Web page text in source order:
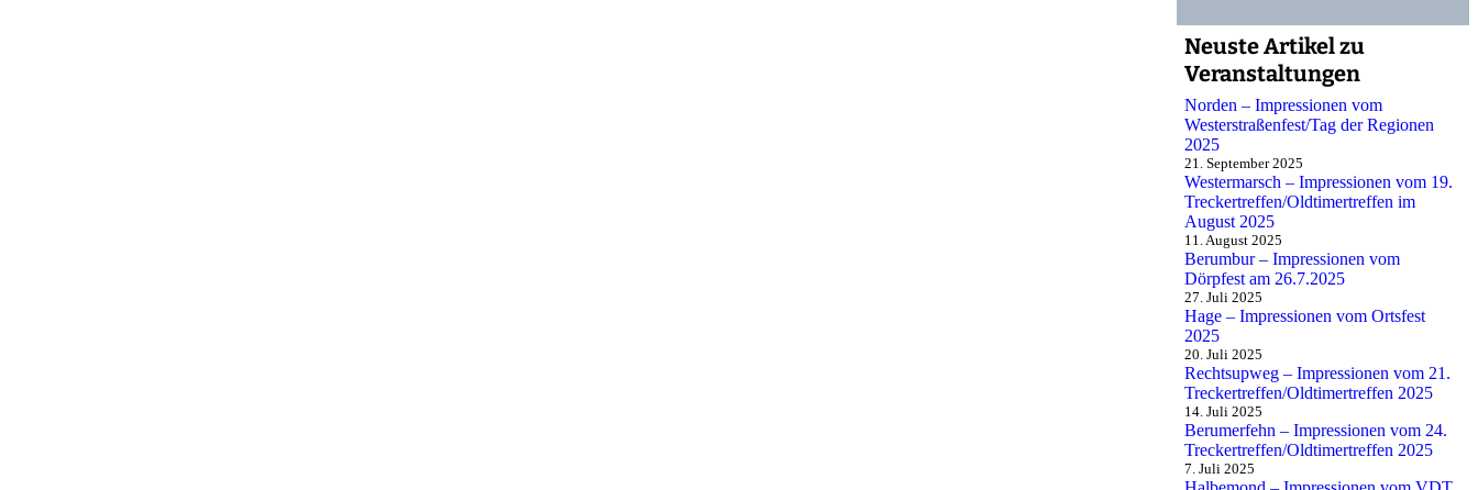
Neuste Artikel zu
Veranstaltungen
Norden – Impressionen vom
Westerstraßenfest/Tag der Regionen
2025
21. September 2025
Westermarsch – Impressionen vom 19.
Treckertreffen/Oldtimertreffen im
August 2025
11. August 2025
Berumbur – Impressionen vom
Dörpfest am 26.7.2025
27. Juli 2025
Hage – Impressionen vom Ortsfest
2025
20. Juli 2025
Rechtsupweg – Impressionen vom 21.
Treckertreffen/Oldtimertreffen 2025
14. Juli 2025
Berumerfehn – Impressionen vom 24.
Treckertreffen/Oldtimertreffen 2025
7. Juli 2025